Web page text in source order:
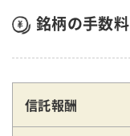
銘柄の手数料
信託報酬